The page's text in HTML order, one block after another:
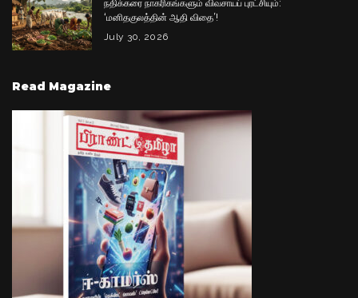
நதிக்கரை நாகரிகங்களும் விவசாயப் புரட்சியும்:
‘மனிதகுலத்தின் ஆதி விதை’!
July 30, 2026
Read Magazine